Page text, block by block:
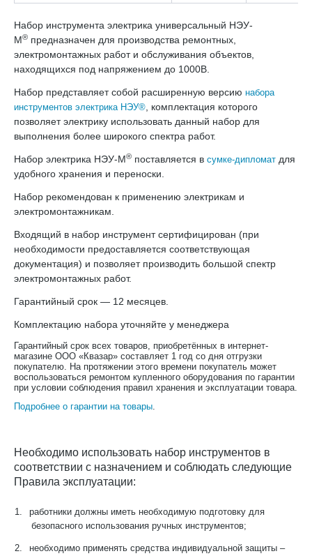
Набор инструмента электрика универсальный НЭУ-
М® предназначен для производства ремонтных,
электромонтажных работ и обслуживания объектов,
находящихся под напряжением до 1000В.
Набор представляет собой расширенную версию набора
инструментов электрика НЭУ® , комплектация которого
позволяет электрику использовать данный набор для
выполнения более широкого спектра работ.
Набор электрика НЭУ-М® поставляется в сумке-дипломат для
удобного хранения и переноски.
Набор рекомендован к применению электрикам и
электромонтажникам.
Входящий в набор инструмент сертифицирован (при
необходимости предоставляется соответствующая
документация) и позволяет производить большой спектр
электромонтажных работ.
Гарантийный срок — 12 месяцев.
Комплектацию набора уточняйте у менеджера
Гарантийный срок всех товаров, приобретённых в интернет-
магазине ООО «Квазар» составляет 1 год со дня отгрузки
покупателю. На протяжении этого времени покупатель может
воспользоваться ремонтом купленного оборудования по гарантии
при условии соблюдения правил хранения и эксплуатации товара.
Подробнее о гарантии на товары.
Необходимо использовать набор инструментов в
соответствии с назначением и соблюдать следующие
Правила эксплуатации:
1.
работники должны иметь необходимую подготовку для
безопасного использования ручных инструментов;
2. необходимо применять средства индивидуальной защиты –